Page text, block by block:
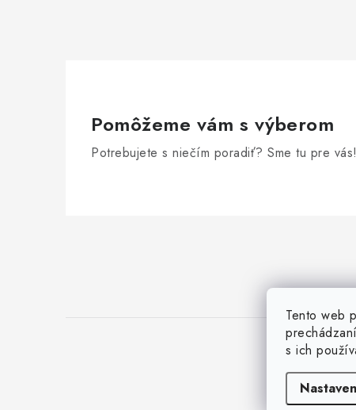
Tento web
s ich
Pomôžeme vám s výberom
Potrebujete s niečím poradiť? Sme tu pre vás!